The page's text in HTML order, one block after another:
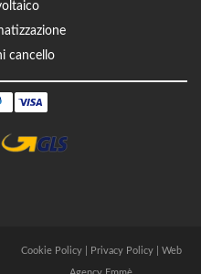
cancello
Cookie Policy| Privacy Policy| Web